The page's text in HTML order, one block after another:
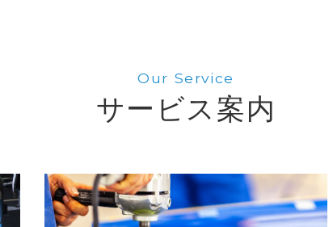
サービス案内
Our Service